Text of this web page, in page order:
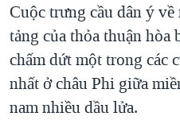
Cuộc trưng cầu dân ý
tảng của thỏa thuận
chấm dứt một trong các
nhất ở châu Phi giữa
nam nhiều dầu lửa.